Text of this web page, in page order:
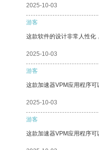
2025-10-03
游客
这款软件的设计非常人性化
2025-10-03
游客
这款加速器VPM应用程序可
2025-10-03
游客
这款加速器VPM应用程序可